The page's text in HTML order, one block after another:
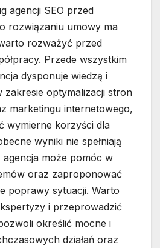
agencji SEO przed
rozwiązaniu umowy ma
rozważyć przed
Przede wszystkim
dysponuje wiedzą i
zakresie optymalizacji stron
marketingu internetowego,
wymierne korzyści dla
wyniki nie spełniają
może pomóc w
oraz zaproponować
poprawy sytuacji. Warto
i przeprowadzić
określić mocne i
działań oraz